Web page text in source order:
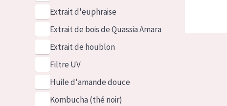
Extrait d'euphraise
Extrait de bois de Quassia Amara
Extrait de houblon
Filtre UV
Huile d'amande douce
Kombucha (thé noir)